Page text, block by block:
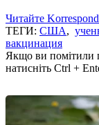
Читайте
ТЕГИ: США,
вакцинация
Якщо ви помітили
натисніть Ctrl +